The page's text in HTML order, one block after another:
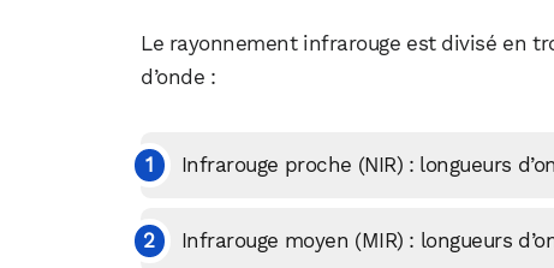
Le rayonnement infrarouge est divisé en
d’onde :
Infrarouge proche (NIR) : longueurs
Infrarouge moyen (MIR) : longueurs